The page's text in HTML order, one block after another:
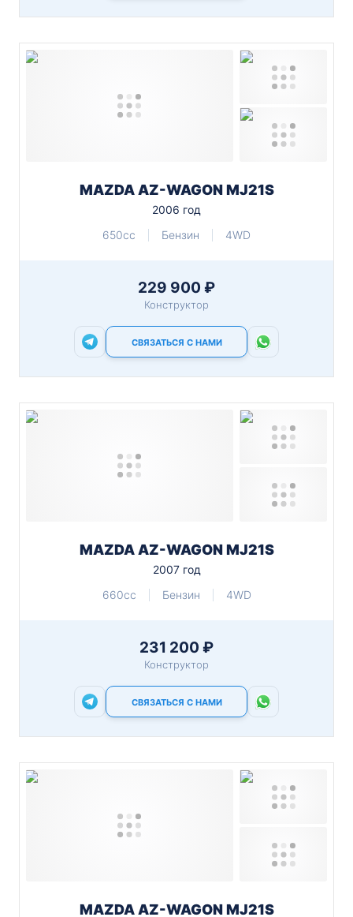
MAZDA AZ-WAGON MJ21S
2006 год
650cc
Бензин 4WD
229 900 ₽
Конструктор
СВЯЗАТЬСЯ С НАМИ
MAZDA AZ-WAGON MJ21S
2007 год
660cc
Бензин 4WD
231 200 ₽
Конструктор
СВЯЗАТЬСЯ С НАМИ
MAZDA AZ-WAGON MJ21S